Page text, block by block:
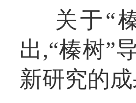
关于“
出,“榛树”
新研究的成